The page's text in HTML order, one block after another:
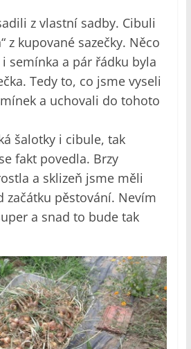
z vlastní sadby. Cibuli
z kupované sazečky. Něco
semínka a pár řádku byla
Tedy to, co jsme vyseli
a uchovali do tohoto
šalotky i cibule, tak
fakt povedla. Brzy
a sklizeň jsme měli
začátku pěstování. Nevím
a snad to bude tak